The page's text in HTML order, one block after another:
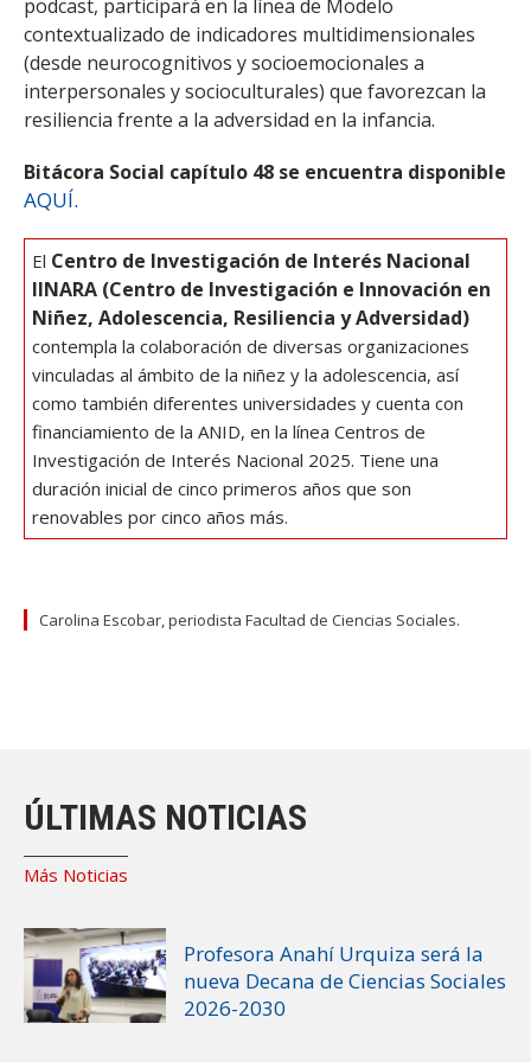
podcast, participará en la línea de Modelo
contextualizado de indicadores multidimensionales
(desde neurocognitivos y socioemocionales a
interpersonales y socioculturales) que favorezcan la
resiliencia frente a la adversidad en la infancia.
Bitácora Social capítulo 48 se encuentra disponible
AQUÍ.
El Centro de Investigación de Interés Nacional
IINARA (Centro de Investigación e Innovación en
Niñez, Adolescencia, Resiliencia y Adversidad)
contempla la colaboración de diversas organizaciones
vinculadas al ámbito de la niñez y la adolescencia, así
como también diferentes universidades y cuenta con
financiamiento de la ANID, en la línea Centros de
Investigación de Interés Nacional 2025. Tiene una
duración inicial de cinco primeros años que son
renovables por cinco años más.
Carolina Escobar, periodista Facultad de Ciencias Sociales.
ÚLTIMAS NOTICIAS
Más Noticias
Profesora Anahí Urquiza será la
nueva Decana de Ciencias Sociales
2026-2030